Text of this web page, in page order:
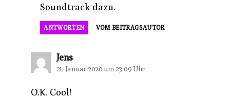
Soundtrack dazu.
ANTWORTEN VOM BEITRAGSAUTOR
Jenssagt:
21. Januar 2020 um 23:09 Uhr
O.K. Cool!